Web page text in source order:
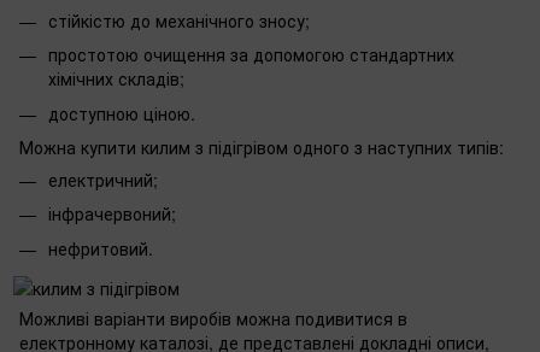
стійкістю до механічного зносу;
простотою очищення за допомогою стандартних
хімічних складів;
доступною ціною.
Можна купити килим з підігрівом одного з наступних типів:
електричний;
інфрачервоний;
нефритовий.
Можливі варіанти виробів можна подивитися в
електронному каталозі, де представлені докладні описи,